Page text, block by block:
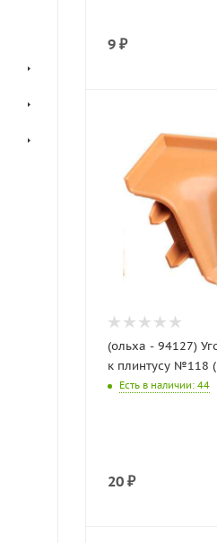
9 ₽
(ольха - 94127)
к плинтусу №118
Есть в наличии: 44
20 ₽